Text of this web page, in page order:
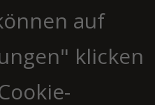
auf
klicken